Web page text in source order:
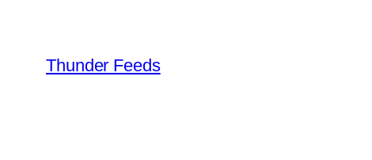
Thunder Feeds